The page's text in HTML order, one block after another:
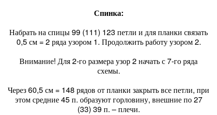
Спинка:
Набрать на спицы 99 (111) 123 петли и для планки связать
0,5 см = 2 ряда узором 1. Продолжить работу узором 2.
Внимание! Для 2-го размера узор 2 начать с 7-го ряда
схемы.
Через 60,5 см = 148 рядов от планки закрыть все петли, при
этом средние 45 п. образуют горловину, внешние по 27
(33) 39 п. – плечи.